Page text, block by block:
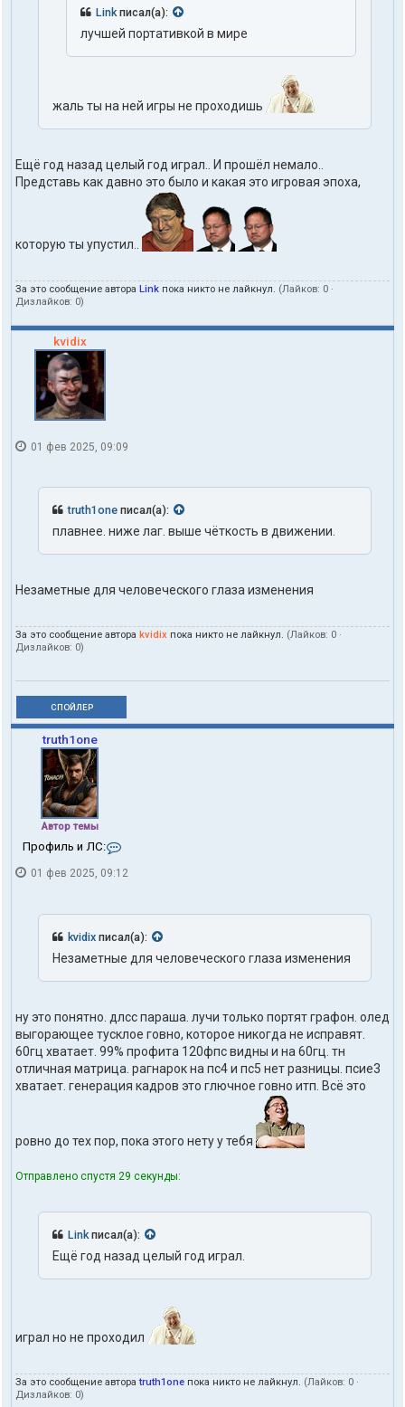
Link писал(а):
лучшей портативкой в мире
жаль ты на ней игры не проходишь
Ещё год назад целый год играл.. И прошёл немало..
Представь как давно это было и какая это игровая эпоха,
которую ты упустил..
За это сообщение автора Link пока никто не лайкнул. (Лайков: 0 ·
Дизлайков: 0)
kvidix
01 фев 2025, 09:09
truth1one писал(а):
плавнее. ниже лаг. выше чёткость в движении.
Незаметные для человеческого глаза изменения
За это сообщение автора kvidix пока никто не лайкнул. (Лайков: 0 ·
Дизлайков: 0)
СПОЙЛЕР
truth1one
Автор темы
Профиль и ЛС:
н
к
т
ы
п
з
о
в
а
т
е
t
r
t
n
e
01 фев 2025, 09:12
kvidix писал(а):
Незаметные для человеческого глаза изменения
ну это понятно. длсс параша. лучи только портят графон. олед
выгорающее тусклое говно, которое никогда не исправят.
60гц хватает. 99% профита 120фпс видны и на 60гц. тн
отличная матрица. рагнарок на пс4 и пс5 нет разницы. псие3
хватает. генерация кадров это глючное говно итп. Всё это
ровно до тех пор, пока этого нету у тебя
Отправлено спустя 29 секунды:
Link писал(а):
Ещё год назад целый год играл.
играл но не проходил
За это сообщение автораtruth1one пока никто не лайкнул. (Лайков: 0 ·
Дизлайков: 0)